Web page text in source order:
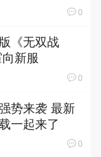
0
《无双战
新服
0
势来袭 最新
一起来了
0